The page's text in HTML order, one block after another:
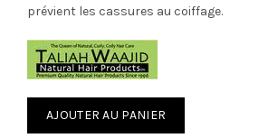
prévient les cassures au coiffage.
AJOUTER AU PANIER